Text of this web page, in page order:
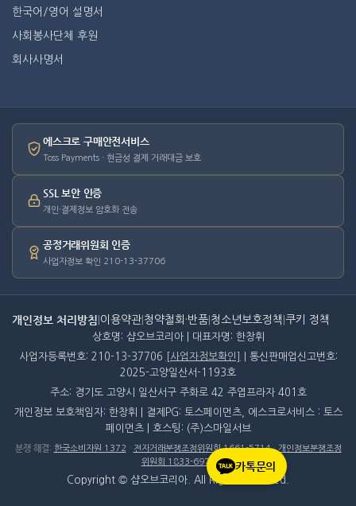
카톡문의
한국어/영어 설명서
사회봉사단체 후원
회사사명서
에스크로 구매안전서비스
Toss Payments · 현금성 결제 거래대금 보호
SSL 보안 인증
개인·결제정보 암호화 전송
공정거래위원회 인증
사업자정보 확인 210-13-37706
개인정보 처리방침 이용약관 청약철회·반품 청소년보호정책 쿠키 정책
상호명: 샵오브코리아 | 대표자명: 한창휘
사업자등록번호: 210-13-37706
[사업자정보확인]
| 통신판매업신고번호:
2025-고양일산서-1193호
주소: 경기도 고양시 일산서구 주화로 42 주엽프라자 401호
개인정보 보호책임자: 한창휘 | 결제PG: 토스페이먼츠, 에스크로서비스 : 토스
페이먼츠 | 호스팅: (주)스마일서브
분쟁 해결: 한국소비자원 1372 · 전자거래분쟁조정위원회 1661-5714·개인정보분쟁조정
위원회 1833-6972
Copyright © 샵오브코리아. All Rights Reserved.